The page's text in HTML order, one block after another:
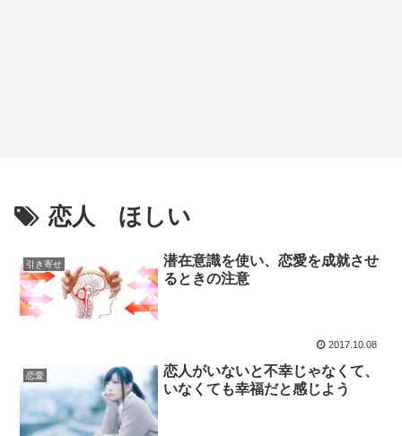
恋人 ほしい
引き寄せ
潜在意識を使い、恋愛を成就させ
るときの注意
2017.10.08
恋愛
恋人がいないと不幸じゃなくて、
いなくても幸福だと感じよう